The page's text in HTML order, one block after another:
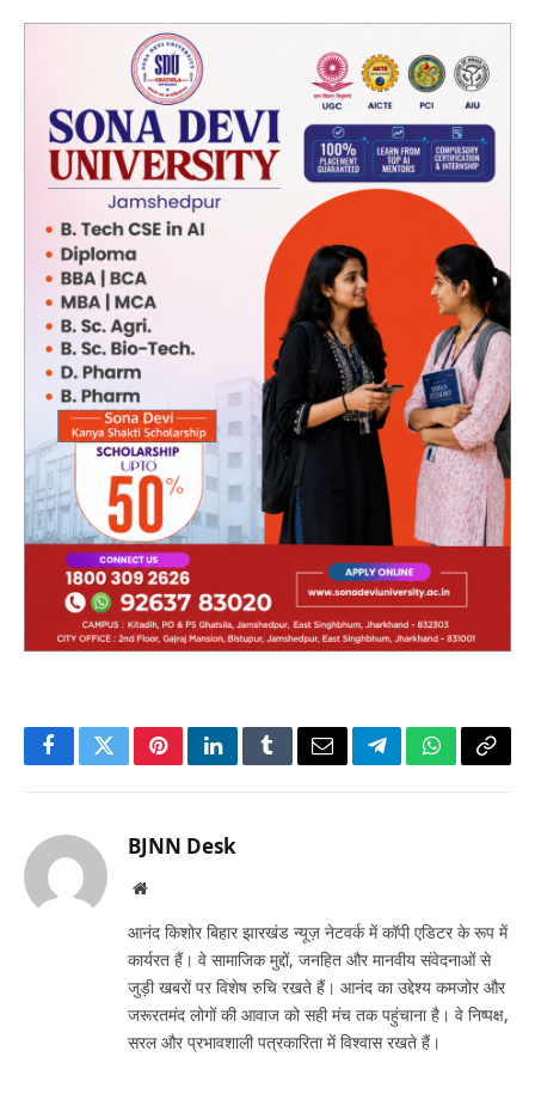
FacebookTwitterPinterestLinkedInTumblrEmailTelegramWhatsApp
Copy
BJNN Desk
Website
आनंद किशोर बिहार झारखंड न्यूज़ नेटवर्क में कॉपी एडिटर के रूप में
कार्यरत हैं। वे सामाजिक मुद्दों, जनहित और मानवीय संवेदनाओं से
जुड़ी खबरों पर विशेष रुचि रखते हैं। आनंद का उद्देश्य कमजोर और
जरूरतमंद लोगों की आवाज को सही मंच तक पहुंचाना है। वे निष्पक्ष,
सरल और प्रभावशाली पत्रकारिता में विश्वास रखते हैं।